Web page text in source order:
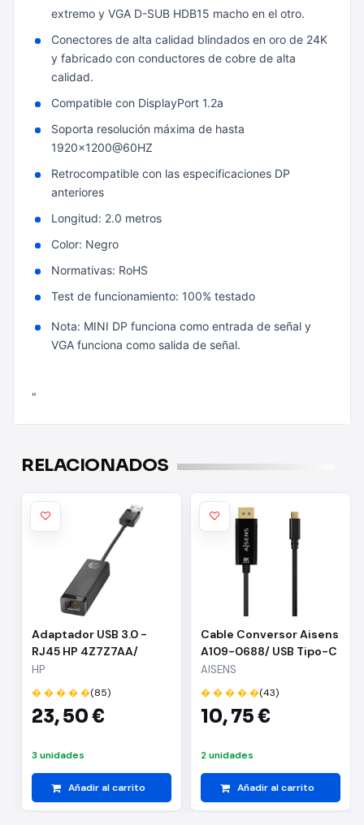
extremo y VGA D-SUB HDB15 macho en el otro.
Conectores de alta calidad blindados en oro de 24K
y fabricado con conductores de cobre de alta
calidad.
Compatible con DisplayPort 1.2a
Soporta resolución máxima de hasta
1920×1200@60HZ
Retrocompatible con las especificaciones DP
anteriores
Longitud: 2.0 metros
Color: Negro
Normativas: RoHS
Test de funcionamiento: 100% testado
Nota: MINI DP funciona como entrada de señal y
VGA funciona como salida de señal.
"
RELACIONADOS
Adaptador USB 3.0 -
RJ45 HP 4Z7Z7AA/
1000Mbps
HP
� � � � �(85)
23,50 €
3 unidades
Añadir al carrito
Cable Conversor Aisens
A109-0688/ USB Tipo-C
Macho - DisplayPort
Macho/ 0.8m/ Negro
AISENS
� � � � �(43)
10,75 €
2 unidades
Añadir al carrito